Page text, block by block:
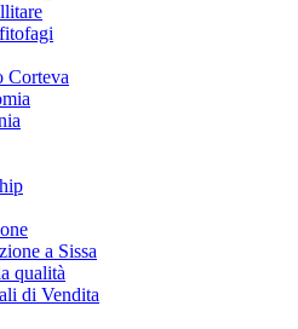
Corteva
a Sissa
qualità
di Vendita